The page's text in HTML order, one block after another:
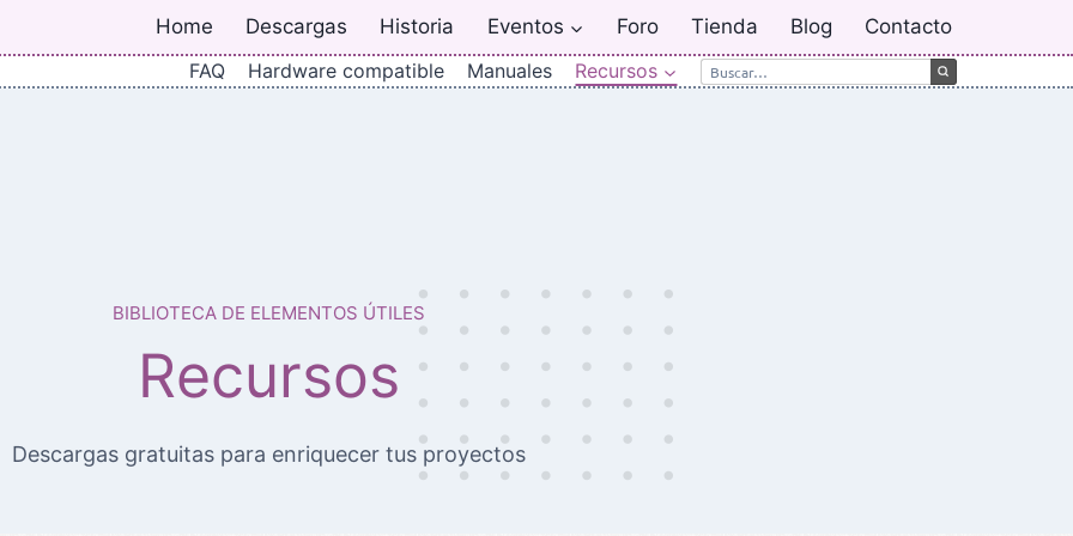
Home Descargas Historia Eventos Foro Tienda Blog
Contacto
FAQ
Hardware compatible Manuales Recursos
BIBLIOTECA DE ELEMENTOS ÚTILES
Recursos
Descargas gratuitas para enriquecer tus proyectos